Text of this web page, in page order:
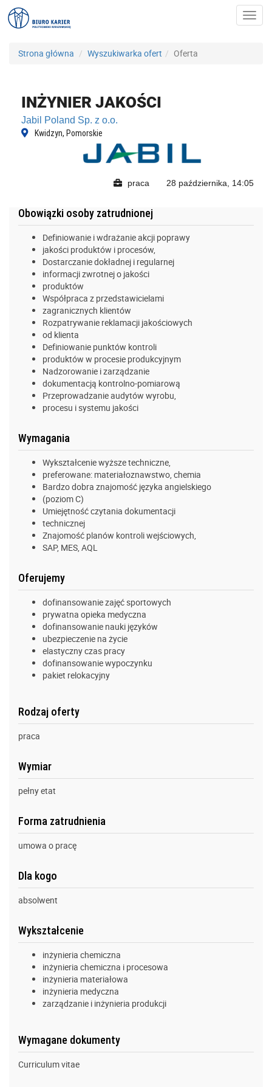
Strona główna Wyszukiwarka ofert Oferta
INŻYNIER JAKOŚCI
Jabil Poland Sp. z o.o.
Kwidzyn, Pomorskie
praca 28 października, 14:05
Obowiązki osoby zatrudnionej
Definiowanie i wdrażanie akcji poprawy
jakości produktów i procesów,
Dostarczanie dokładnej i regularnej
informacji zwrotnej o jakości
produktów
Współpraca z przedstawicielami
zagranicznych klientów
Rozpatrywanie reklamacji jakościowych
od klienta
Definiowanie punktów kontroli
produktów w procesie produkcyjnym
Nadzorowanie i zarządzanie
dokumentacją kontrolno-pomiarową
Przeprowadzanie audytów wyrobu,
procesu i systemu jakości
Wymagania
Wykształcenie wyższe techniczne,
preferowane: materiałoznawstwo, chemia
Bardzo dobra znajomość języka angielskiego
(poziom C)
Umiejętność czytania dokumentacji
technicznej
Znajomość planów kontroli wejściowych,
SAP, MES, AQL
Oferujemy
dofinansowanie zajęć sportowych
prywatna opieka medyczna
dofinansowanie nauki języków
ubezpieczenie na życie
elastyczny czas pracy
dofinansowanie wypoczynku
pakiet relokacyjny
Rodzaj oferty
praca
Wymiar
pełny etat
Forma zatrudnienia
umowa o pracę
Dla kogo
absolwent
Wykształcenie
inżynieria chemiczna
inżynieria chemiczna i procesowa
inżynieria materiałowa
inżynieria medyczna
zarządzanie i inżynieria produkcji
Wymagane dokumenty
Curriculum vitae